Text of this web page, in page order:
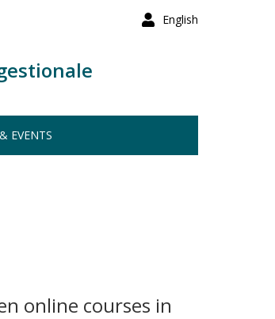
English
EVENTS
online courses in